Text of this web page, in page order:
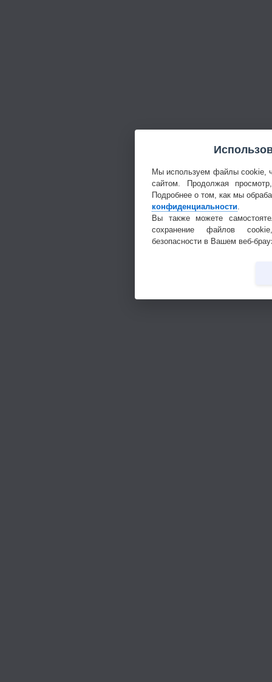
Мы используем файлы cookie,
сайтом. Продолжая
Подробнее о том, как мы
конфиденциальности
Вы также можете
сохранение файлов
безопасности в Вашем веб-